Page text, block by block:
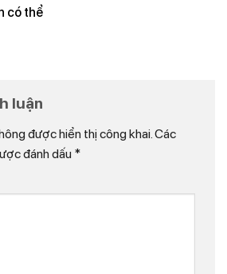
có thể
luận
được hiển thị công khai.Các
đánh dấu *